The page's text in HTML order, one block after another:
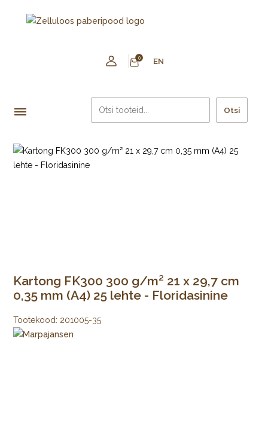
0 EN
Otsi
Kartong FK300 300 g/m² 21 x 29,7 cm
0,35 mm (A4) 25 lehte - Floridasinine
Tootekood: 201005-35